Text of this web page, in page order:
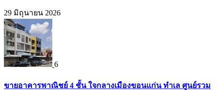
29 มิถุนายน 2026
6
ขายอาคารพาณิชย์ 4 ชั้น ใจกลางเมืองขอนแก่น ทำเล ศูนย์รวม